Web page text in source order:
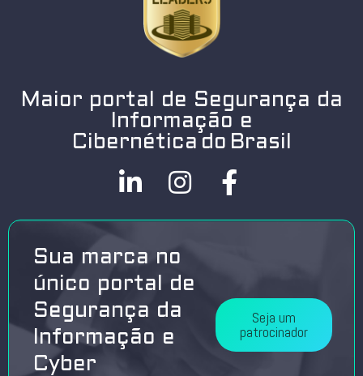
Maior portal de Segurança da
Informação e
Cibernética do Brasil
Sua marca no
único portal de
Segurança da
Informação e
Cyber
Seja um
patrocinador